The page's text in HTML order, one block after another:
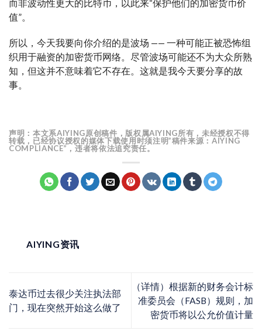
而非波动性更大的比特币，以此来“保护他们的加密货币价
值”。
所以，今天我要向你介绍的是波场 —— 一种可能正被恐怖组
织用于融资的加密货币网络。尽管波场可能还不为大众所熟
知，但这并不意味着它不存在。这就是我今天要分享的故
事。
声明：本文系AIYING原创稿件，版权属AIYING所有，未经授权不得
转载，已经协议授权的媒体下载使用时须注明”稿件来源：AIYING
COMPLIANCE”，违者将依法追究责任。
AIYING资讯
泰达币过去很少关注执法部
门，现在突然开始这么做了
（详情）根据新的财务会计标
准委员会（FASB）规则，加
密货币将以公允价值计量